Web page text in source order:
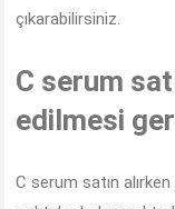
çıkarabilirsiniz.
C serum
edilmesi
C serum satın